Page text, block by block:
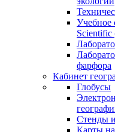
Учебное
Scientific
фарфора
Кабинет
Глобусы
Стенды